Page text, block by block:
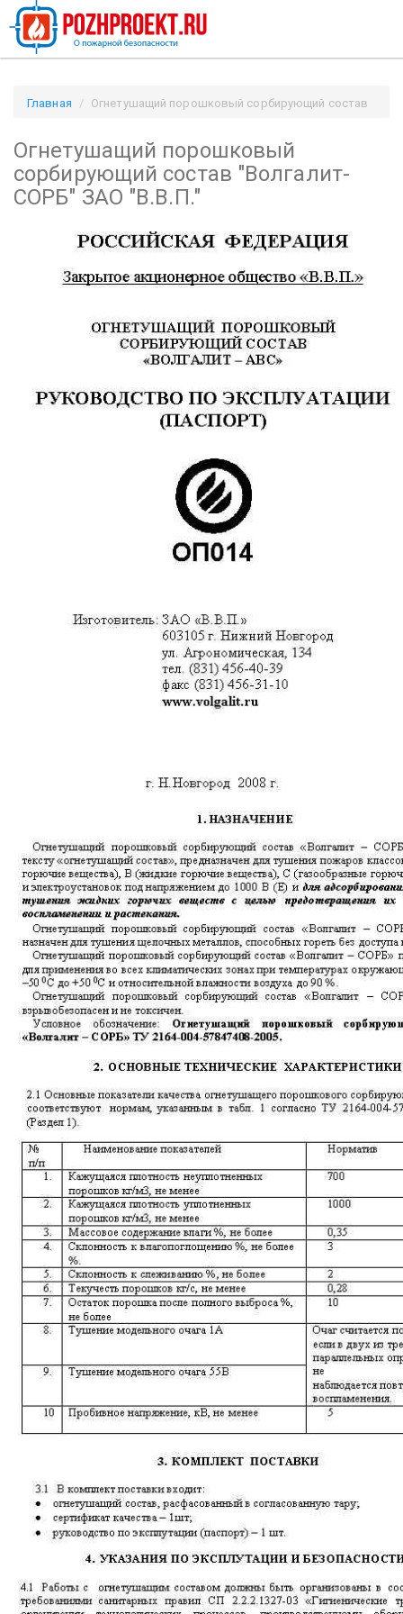
Главная
Огнетушащий порошковый сорбирующий состав
Огнетушащий порошковый
сорбирующий состав "Волгалит-
СОРБ" ЗАО "В.В.П."